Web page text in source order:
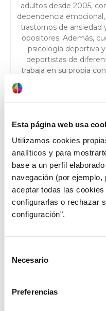
Esta página web usa
Utilizamos cookies
analíticos y para
base a un perfil
navegación (por
aceptar todas las
configurarlas o rechazar
configuración".
Necesario
Preferencias
adultos desde 2005,
dependencia
trastornos de ansiedad
opositores. Además,
psicología deportiva
deportistas de
trabaja en su propia
en proyectos
misma para ayudar a
Post